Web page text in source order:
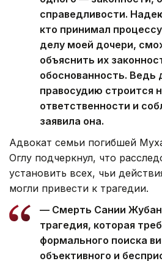
справедливости.
кто принимал
делу моей дочери,
объяснить их
обоснованность. Ведь
правосудию строится
ответственности и
заявила она.
Адвокат семьи погибшей
Оглу подчеркнул, что
установить всех, чьи
могли привести к трагедии.
— Смерть Сании
трагедия, которая
формального поиска
объективного и